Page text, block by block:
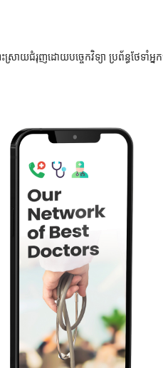
រាយជំរុញដោយបច្ចេកវិទ្យា ប្រព័ន្ធថែទ